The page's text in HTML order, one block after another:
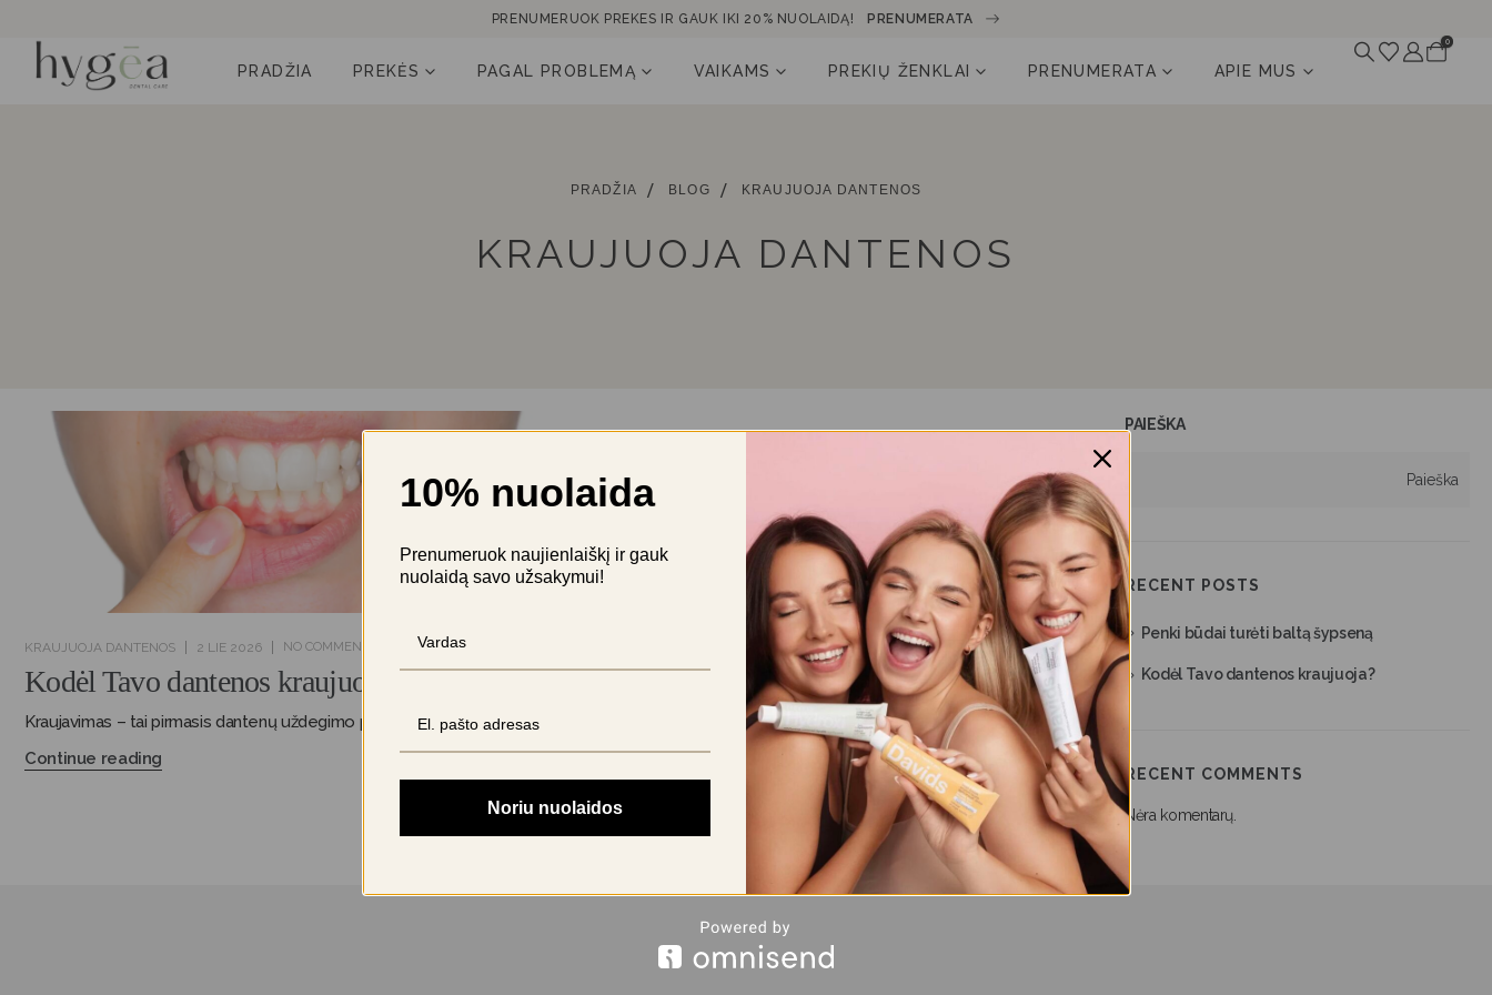
PRENUMERUOK PREKES IR GAUK IKI 20% NUOLAIDĄ! PRENUMERATA
PRADŽIA PREKĖS PAGAL PROBLEMĄ VAIKAMS PREKIŲ ŽENKLAI PRENUMERATA APIE MUS
0
PRADŽIA BLOG KRAUJUOJA DANTENOS
KRAUJUOJA DANTENOS
KRAUJUOJA DANTENOS 2 LIE 2026 NO COMMENTS HYGEA
Kodėl Tavo dantenos kraujuoja?
Kraujavimas – tai pirmasis dantenų uždegimo požymis.
Continue reading
PAIEŠKA
Paieška
RECENT POSTS
Penki būdai turėti baltą šypseną
Kodėl Tavo dantenos kraujuoja?
RECENT COMMENTS
Nėra komentarų.
10% nuolaida
Prenumeruok naujienlaiškį ir gauk
nuolaidą savo užsakymui!
Noriu nuolaidos